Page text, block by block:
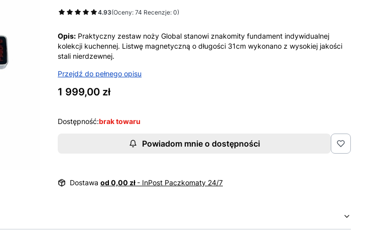
4.93(Oceny: 74 Recenzje: 0)
Opis: Praktyczny zestaw noży Global stanowi znakomity fundament indywidualnej
kolekcji kuchennej. Listwę magnetyczną o długości 31cm wykonano z wysokiej jakości
stali nierdzewnej.
Przejdź do pełnego opisu
Cena
1 999,00 zł
Dostępność:brak towaru
Powiadom mnie o dostępności
Dostawa od 0,00 zł - InPost Paczkomaty 24/7